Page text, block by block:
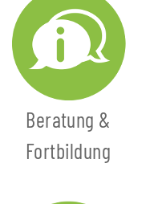
Beratung &
Fortbildung